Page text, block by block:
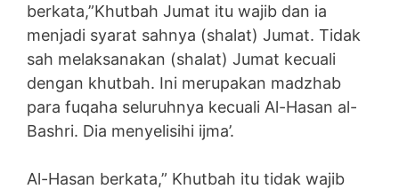
berkata,”Khutbah Jumat itu wajib dan ia
menjadi syarat sahnya (shalat) Jumat. Tidak
sah melaksanakan (shalat) Jumat kecuali
dengan khutbah. Ini merupakan madzhab
para fuqaha seluruhnya kecuali Al-Hasan al-
Bashri. Dia menyelisihi ijma’.
Al-Hasan berkata,” Khutbah itu tidak wajib